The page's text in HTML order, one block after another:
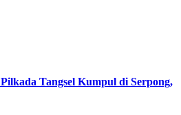
Tangsel Kumpul di Serpong,